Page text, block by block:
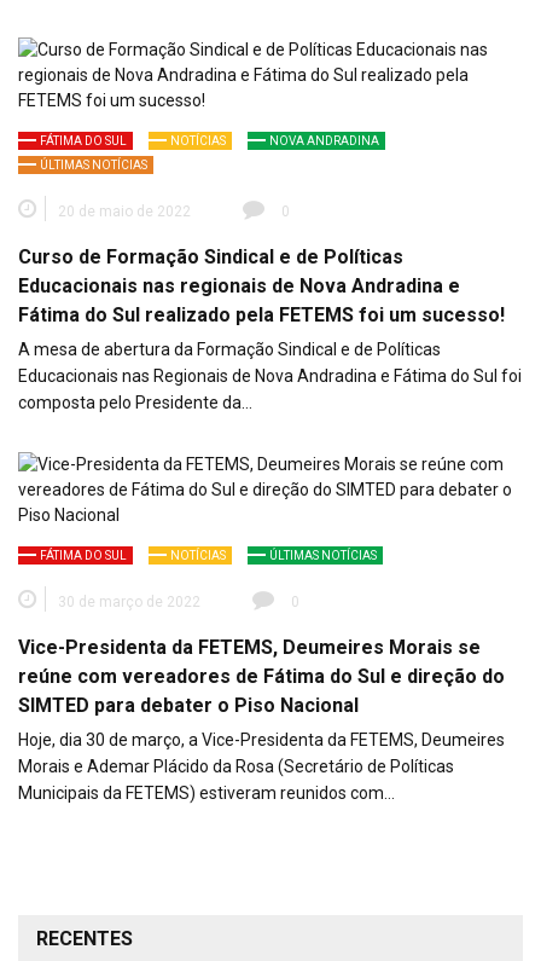
FÁTIMA DO SUL NOTÍCIAS
NOVA ANDRADINA
ÚLTIMAS NOTÍCIAS
20 de maio de 2022 0
Curso de Formação Sindical e de Políticas
Educacionais nas regionais de Nova Andradina e
Fátima do Sul realizado pela FETEMS foi um sucesso!
A mesa de abertura da Formação Sindical e de Políticas
Educacionais nas Regionais de Nova Andradina e Fátima do Sul foi
composta pelo Presidente da…
FÁTIMA DO SUL NOTÍCIAS ÚLTIMAS NOTÍCIAS
30 de março de 2022 0
Vice-Presidenta da FETEMS, Deumeires Morais se
reúne com vereadores de Fátima do Sul e direção do
SIMTED para debater o Piso Nacional
Hoje, dia 30 de março, a Vice-Presidenta da FETEMS, Deumeires
Morais e Ademar Plácido da Rosa (Secretário de Políticas
Municipais da FETEMS) estiveram reunidos com…
RECENTES